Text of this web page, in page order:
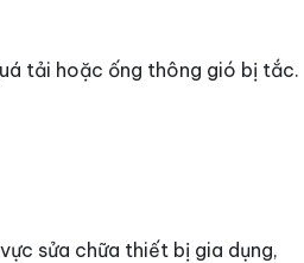
tải hoặc ống thông gió bị tắc.
sửa chữa thiết bị gia dụng,